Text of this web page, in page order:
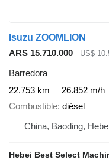
Isuzu ZOOMLION
ARS 15.710.000
US$
Barredora
22.753 km
26.852 m/h
Combustible diésel
China, Baoding,
Hebei Best Select